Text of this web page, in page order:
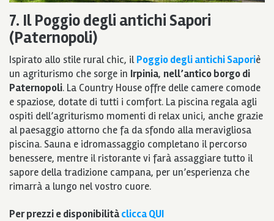
7. Il Poggio degli antichi Sapori
(Paternopoli)
Ispirato allo stile rural chic, ilPoggio degli antichi Saporiè
un agriturismo che sorge in Irpinia, nell’antico borgo di
Paternopoli. La Country House offre delle camere comode
e spaziose, dotate di tutti i comfort. La piscina regala agli
ospiti dell’agriturismo momenti di relax unici, anche grazie
al paesaggio attorno che fa da sfondo alla meravigliosa
piscina. Sauna e idromassaggio completano il percorso
benessere, mentre il ristorante vi farà assaggiare tutto il
sapore della tradizione campana, per un’esperienza che
rimarrà a lungo nel vostro cuore.
Per prezzi e disponibilitàclicca QUI